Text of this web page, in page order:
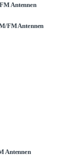
Antennen
FM Antennen
Antennen